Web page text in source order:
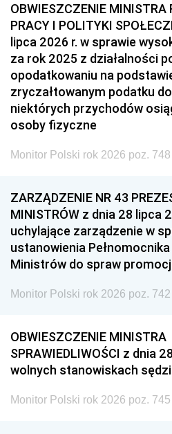
OBWIESZCZENIE MINISTRA
PRACY I POLITYKI
lipca 2026 r. w sprawie
za rok 2025 z działalności
opodatkowaniu na
zryczałtowanym podatku
niektórych przychodów
osoby fizyczne
Monitor Polski rok 2026 poz. 748
ZARZĄDZENIE NR 43
MINISTRÓW z dnia 28 lipca
uchylające zarządzenie w
ustanowienia
Ministrów do spraw
Monitor Polski rok 2026 poz. 742
OBWIESZCZENIE MINISTRA
SPRAWIEDLIWOŚCI z dnia
wolnych stanowiskach
Monitor Polski rok 2026 poz. 745